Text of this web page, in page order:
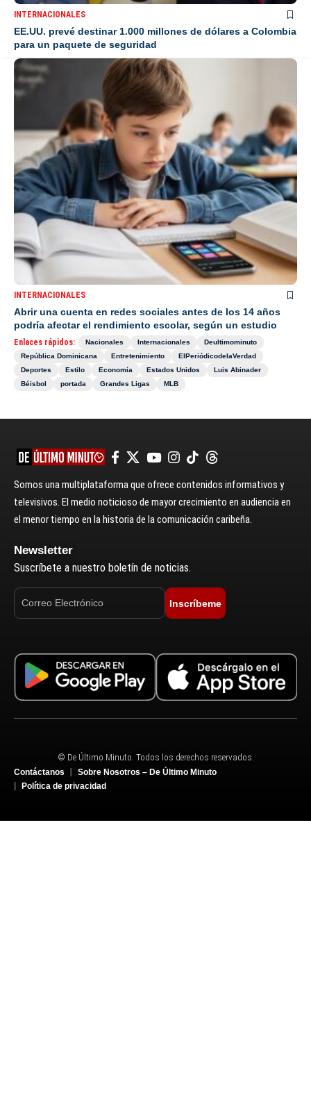
INTERNACIONALES
EE.UU. prevé destinar 1.000 millones de dólares a Colombia
para un paquete de seguridad
INTERNACIONALES
Abrir una cuenta en redes sociales antes de los 14 años
podría afectar el rendimiento escolar, según un estudio
Enlaces rápidos: Nacionales Internacionales
Deultimominuto
República Dominicana
Entretenimiento
ElPeriódicodelaVerdad
Deportes
Estilo Economía Estados Unidos
Luis Abinader
Béisbol
portada Grandes Ligas MLB
Somos una multiplataforma que ofrece contenidos informativos y
televisivos. El medio noticioso de mayor crecimiento en audiencia en
el menor tiempo en la historia de la comunicación caribeña.
Newsletter
Suscríbete a nuestro boletín de noticias.
Inscríbeme
© De Último Minuto. Todos los derechos reservados.
Contáctanos
Sobre Nosotros – De Último Minuto
Política de privacidad